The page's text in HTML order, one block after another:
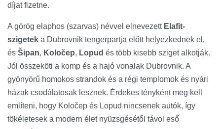
díjat fizetne.
A görög elaphos (szarvas) névvel elnevezett Elafit-
szigetek a Dubrovnik tengerpartja előtt helyezkednek el,
és Šipan, Koločep, Lopud és több kisebb sziget alkotják.
Jól összeköti a komp és a hajó vonalak Dubrovnik. A
gyönyörű homokos strandok és a régi templomok és nyári
házak csodálatosak lesznek. Érdekes tényként meg kell
említeni, hogy Koločep és Lopud nincsenek autók, így
tökéletesek a modern élet nyüzsgésétől távol eső